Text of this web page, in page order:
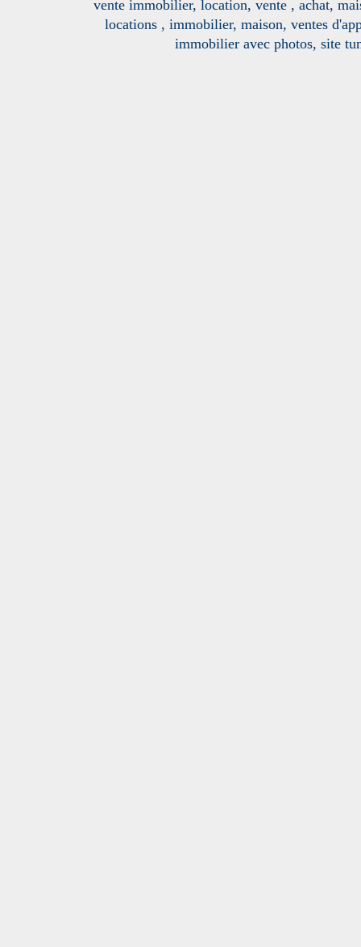
vente immobilier, location, vente , achat,
locations , immobilier, maison, ventes
immobilier avec photos, site